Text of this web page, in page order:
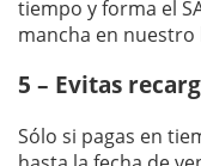
tiempo y forma el
mancha en
5 – Evitas
Sólo si pagas en